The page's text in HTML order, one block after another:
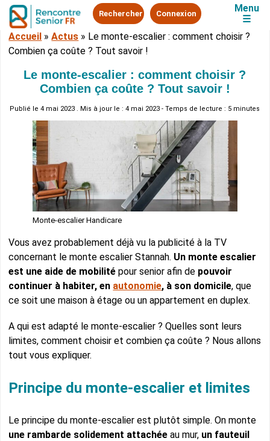
Rechercher Connexion
Menu
☰
Accueil »Actus » Le monte-escalier : comment choisir ?
Combien ça coûte ? Tout savoir !
Le monte-escalier : comment choisir ?
Combien ça coûte ? Tout savoir !
Publié le4 mai 2023 . Mis à jour le : 4 mai 2023 - Temps de lecture : 5 minutes
Monte-escalier Handicare
Vous avez probablement déjà vu la publicité à la TV
concernant le monte escalier Stannah. Un monte escalier
est une aide de mobilité pour senior afin de pouvoir
continuer à habiter, en autonomie, à son domicile, que
ce soit une maison à étage ou un appartement en duplex.
A qui est adapté le monte-escalier ? Quelles sont leurs
limites, comment choisir et combien ça coûte ? Nous allons
tout vous expliquer.
Principe du monte-escalier et limites
Le principe du monte-escalier est plutôt simple. On monte
une rambarde solidement attachée au mur, un fauteuil